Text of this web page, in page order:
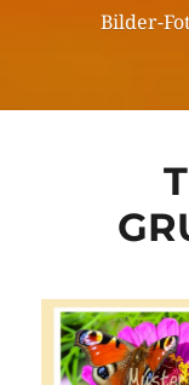
Bilder-